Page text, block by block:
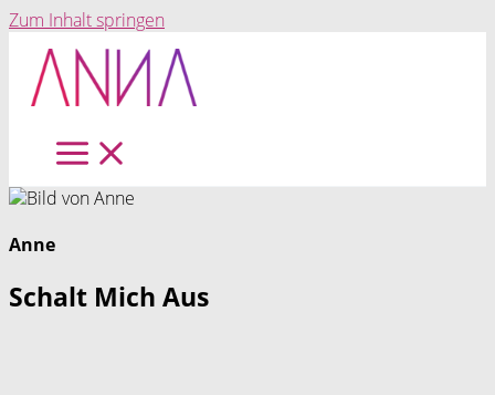
Zum Inhalt springen
Anne
Schalt Mich Aus